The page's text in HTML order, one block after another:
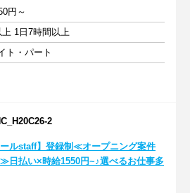
円～
1日7時間以上
ト・パート
2
ールstaff】登録制≪オープニング案件
日払い×時給1550円~♪選べるお仕事多